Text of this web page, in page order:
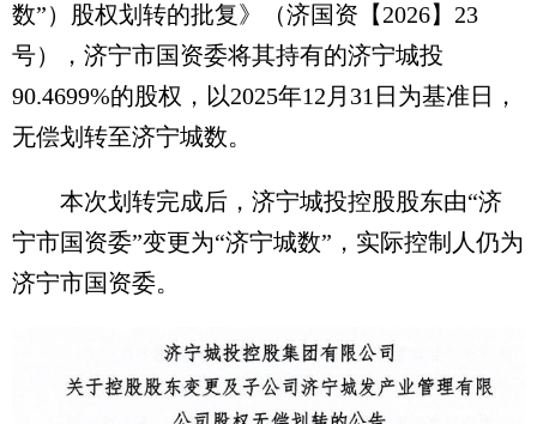
数”）股权划转的批复》（济国资【2026】23
号），济宁市国资委将其持有的济宁城投
90.4699%的股权，以2025年12月31日为基准日，
无偿划转至济宁城数。
本次划转完成后，济宁城投控股股东由“济
宁市国资委”变更为“济宁城数”，实际控制人仍为
济宁市国资委。